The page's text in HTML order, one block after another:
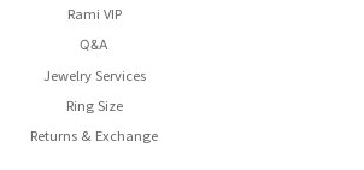
Rami VIP
Q&A
Jewelry Services
Ring Size
Returns & Exchange